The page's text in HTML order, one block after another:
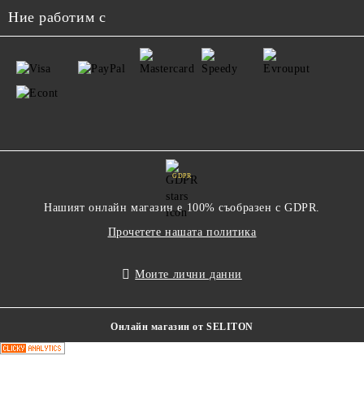
Ние работим с
GDPR
Нашият онлайн магазин е 100% съобразен с GDPR.
Прочетете нашата политика
Моите лични данни
Онлайн магазин от SELITON